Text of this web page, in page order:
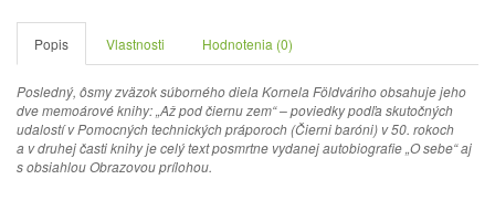
Popis Vlastnosti Hodnotenia (0)
Posledný, ôsmy zväzok súborného diela Kornela Földváriho obsahuje jeho
dve memoárové knihy: „Až pod čiernu zem“ – poviedky podľa skutočných
udalostí v Pomocných technických práporoch (Čierni baróni) v 50. rokoch
a v druhej časti knihy je celý text posmrtne vydanej autobiografie „O sebe“ aj
s obsiahlou Obrazovou prílohou.